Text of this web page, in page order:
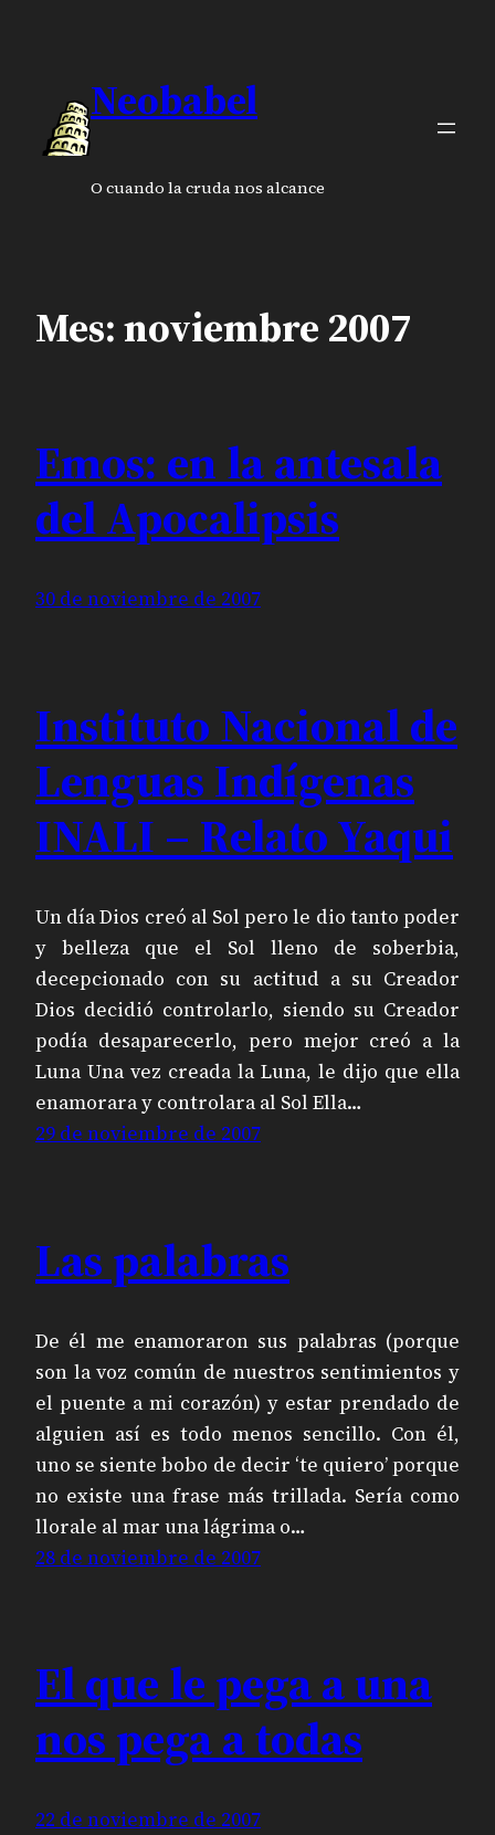
contenidoNeobabel
O cuando la cruda nos alcance
Mes:noviembre 2007
Emos: en la antesala
del Apocalipsis
30 de noviembre de 2007
Instituto Nacional de
Lenguas Indígenas
INALI – Relato Yaqui
Un día Dios creó al Sol pero le dio tanto poder
y belleza que el Sol lleno de soberbia,
decepcionado con su actitud a su Creador
Dios decidió controlarlo, siendo su Creador
podía desaparecerlo, pero mejor creó a la
Luna Una vez creada la Luna, le dijo que ella
enamorara y controlara al Sol Ella…
29 de noviembre de 2007
Las palabras
De él me enamoraron sus palabras (porque
son la voz común de nuestros sentimientos y
el puente a mi corazón) y estar prendado de
alguien así es todo menos sencillo. Con él,
uno se siente bobo de decir ‘te quiero’ porque
no existe una frase más trillada. Sería como
llorale al mar una lágrima o…
28 de noviembre de 2007
El que le pega a una
nos pega a todas
22 de noviembre de 2007